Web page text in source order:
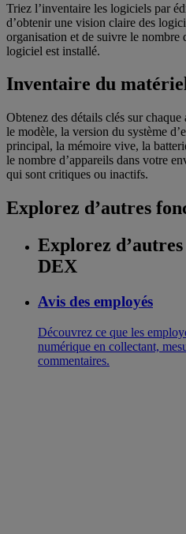
Triez l’inventaire les logiciels par
d’obtenir une vision claire des
organisation et de suivre le nombre
logiciel est installé.
Inventaire du
Obtenez des détails clés sur
le modèle, la version du système
principal, la mémoire vive, la
le nombre d’appareils dans votre
qui sont critiques ou inactifs.
Explorez d’autres
Explorez
DEX
Avis des employés
Découvrez ce que les
numérique en collectant,
commentaires.